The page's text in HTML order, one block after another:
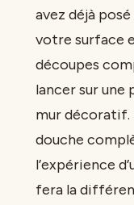
avez déjà
votre surface
découpes
lancer sur une
mur décoratif.
douche
l’expérience
fera la